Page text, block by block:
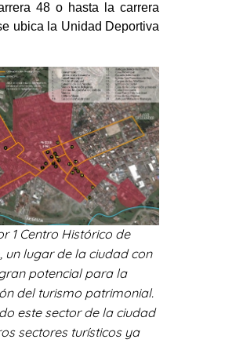
48 o hasta la carrera
ubica la Unidad Deportiva
1 Centro Histórico de
un lugar de la ciudad con
potencial para la
del turismo patrimonial.
este sector de la ciudad
sectores turísticos ya